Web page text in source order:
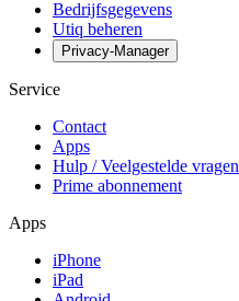
Bedrijfsgegevens
Utiq beheren
Privacy-Manager
Service
Contact
Apps
Hulp / Veelgestelde vragen
Prime abonnement
Apps
iPhone
iPad